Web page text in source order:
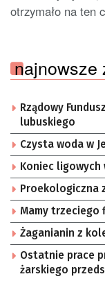
otrzymało na ten
najnowsze
Rządowy
lubuskiego
Czysta woda w
Koniec ligowych
Proekologiczna
Mamy trzeciego
Żaganianin z
Ostatnie prace
żarskiego